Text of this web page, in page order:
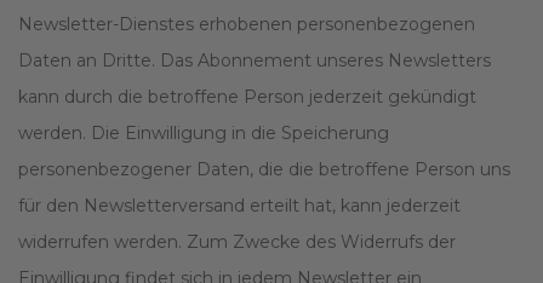
Newsletter-Dienstes erhobenen personenbezogenen
Daten an Dritte. Das Abonnement unseres Newsletters
kann durch die betroffene Person jederzeit gekündigt
werden. Die Einwilligung in die Speicherung
personenbezogener Daten, die die betroffene Person uns
für den Newsletterversand erteilt hat, kann jederzeit
widerrufen werden. Zum Zwecke des Widerrufs der
Einwilligung findet sich in jedem Newsletter ein